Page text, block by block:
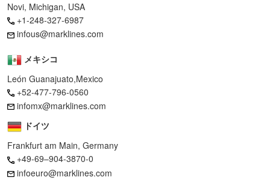
Novi, Michigan, USA
+1-248-327-6987
infous@marklines.com
メキシコ
León Guanajuato,Mexico
+52-477-796-0560
infomx@marklines.com
ドイツ
Frankfurt am Main, Germany
+49-69–904-3870-0
infoeuro@marklines.com